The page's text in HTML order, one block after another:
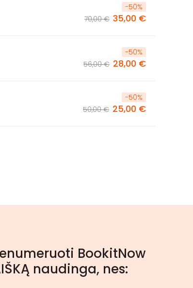
-50%
70,00 € 35,00 €
-50%
56,00 € 28,00 €
-50%
50,00 € 25,00 €
BookitNow
naudinga, nes: